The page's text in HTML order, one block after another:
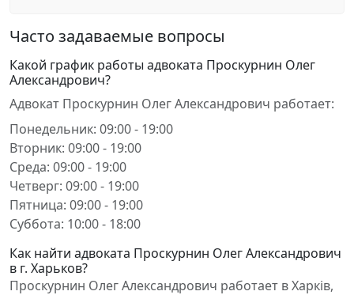
Часто задаваемые вопросы
Какой график работы адвоката Проскурнин Олег
Александрович?
Адвокат Проскурнин Олег Александрович работает:
Понедельник: 09:00 - 19:00
Вторник: 09:00 - 19:00
Среда: 09:00 - 19:00
Четверг: 09:00 - 19:00
Пятница: 09:00 - 19:00
Суббота: 10:00 - 18:00
Как найти адвоката Проскурнин Олег Александрович
в г. Харьков?
Проскурнин Олег Александрович работает в Харків,